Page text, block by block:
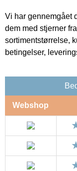
Vi har gennemgået
dem med stjerner
sortimentstørrelse,
betingelser,
Webshop